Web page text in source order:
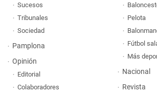
Sucesos
Tribunales
Sociedad
Pamplona
Opinión
Editorial
Colaboradores
Pelota
Fútbol
Más
Nacional
Revista